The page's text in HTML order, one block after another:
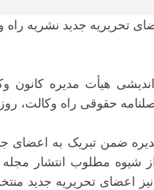
تحریریه جدید نشریه راه
هیأت مدیره کانون
ضمن تبریک به اعضای
شیوه مطلوب انتشار
اعضای تحریریه جدید